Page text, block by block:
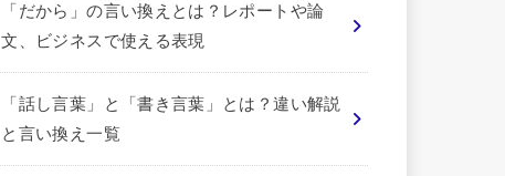
「だから」の言い換えとは？レポートや論
文、ビジネスで使える表現
「話し言葉」と「書き言葉」とは？違い解説
と言い換え一覧